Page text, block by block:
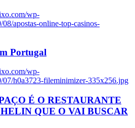
wp-
apostas-online-top-casinos-
Portugal
wp-
07/h0a3723-fileminimizer-335x256.jpg
É O RESTAURANTE
QUE O VAI BUSCAR